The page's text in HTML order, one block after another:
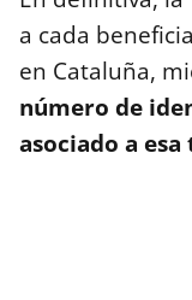
a cada
en Cataluña,
número de
asociado a esa